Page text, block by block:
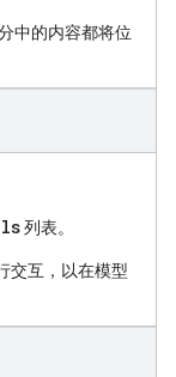
中的内容都将位
列表。
交互，以在模型